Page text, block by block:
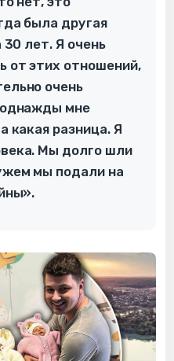
была другая
30 лет. Я очень
от этих отношений,
очень
однажды мне
какая разница. Я
Мы долго шли
мы подали на